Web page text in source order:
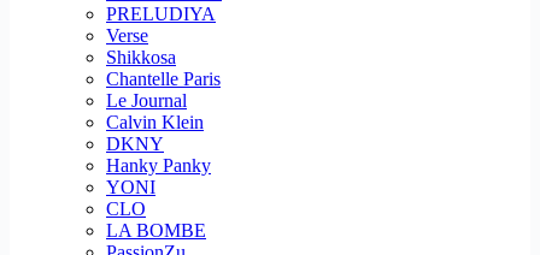
PRELUDIYA
Verse
Shikkosa
Chantelle Paris
Le Journal
Calvin Klein
DKNY
Hanky Panky
YONI
CLO
LA BOMBE